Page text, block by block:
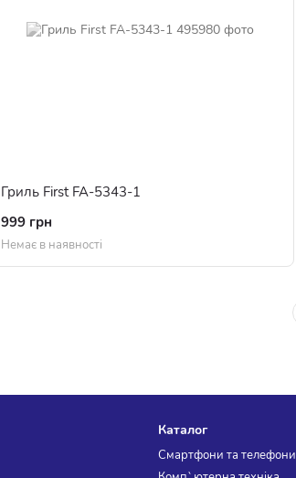
Гриль First FA-5343-1
999 грн
Немає в наявності
Каталог
Смартфони та телефони